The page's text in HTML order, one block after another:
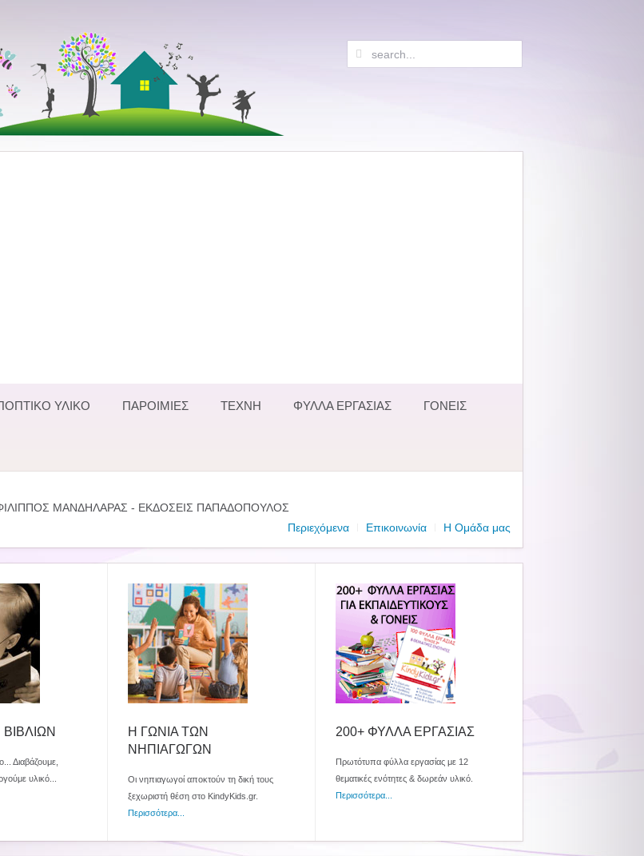
ΥΛΙΚΟ ΠΑΡΟΙΜΙΕΣ ΤΕΧΝΗ ΦΥΛΛΑ ΕΡΓΑΣΙΑΣ ΓΟΝΕΙΣ
ΜΑΝΔΗΛΑΡΑΣ - ΕΚΔΟΣΕΙΣ ΠΑΠΑΔΟΠΟΥΛΟΣ
Περιεχόμενα
Επικοινωνία Η Ομάδα μας
Διαβάζουμε,
υλικό...
Η ΓΩΝΙΑ ΤΩΝ
ΝΗΠΙΑΓΩΓΩΝ
Οι νηπιαγωγοί αποκτούν τη δική τους
ξεχωριστή θέση στο KindyKids.gr.
Περισσότερα...
200+ ΦΥΛΛΑ ΕΡΓΑΣΙΑΣ
Πρωτότυπα φύλλα εργασίας με 12
θεματικές ενότητες & δωρεάν υλικό.
Περισσότερα...